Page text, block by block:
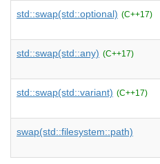
std::swap(std::optional) (C++17)
std::swap(std::any) (C++17)
std::swap(std::variant) (C++17)
swap(std::filesystem::path)